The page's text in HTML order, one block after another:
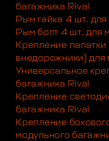
багажника Rival
Рым гайка 4 шт. для
Рым болт 4 шт. для
Крепление
внедорожники) для
Универсальное
багажника Rival
Крепление
багажника Rival
Крепление
модульного